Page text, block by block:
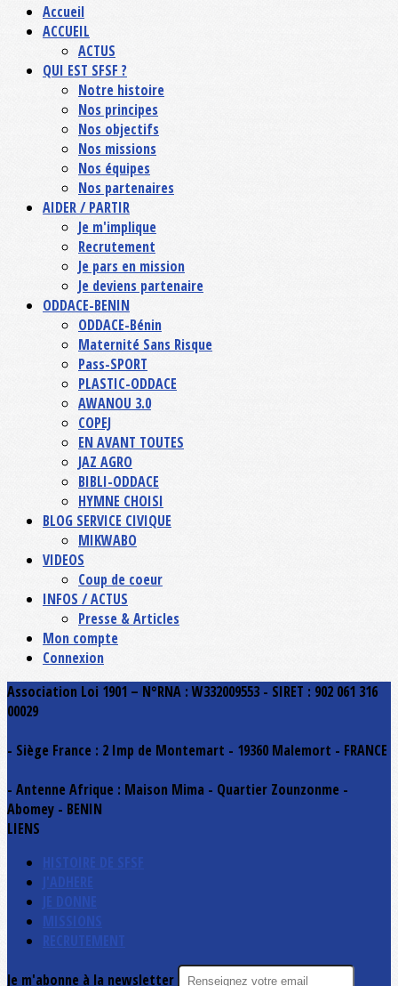
Accueil
ACCUEIL
ACTUS
QUI EST SFSF ?
Notre histoire
Nos principes
Nos objectifs
Nos missions
Nos équipes
Nos partenaires
AIDER / PARTIR
Je m'implique
Recrutement
Je pars en mission
Je deviens partenaire
ODDACE-BENIN
ODDACE-Bénin
Maternité Sans Risque
Pass-SPORT
PLASTIC-ODDACE
AWANOU 3.0
COPEJ
EN AVANT TOUTES
JAZ AGRO
BIBLI-ODDACE
HYMNE CHOISI
BLOG SERVICE CIVIQUE
MIKWABO
VIDEOS
Coup de coeur
INFOS / ACTUS
Presse & Articles
Mon compte
Connexion
Association Loi 1901 – N°RNA : W332009553 - SIRET : 902 061 316
00029
- Siège France : 2 Imp de Montemart - 19360 Malemort - FRANCE
- Antenne Afrique : Maison Mima - Quartier Zounzonme -
Abomey - BENIN
LIENS
HISTOIRE DE SFSF
J'ADHERE
JE DONNE
MISSIONS
RECRUTEMENT
Je m'abonne à la newsletter